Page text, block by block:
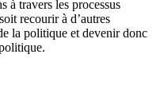
à travers les processus
recourir à d’autres
la politique et devenir donc